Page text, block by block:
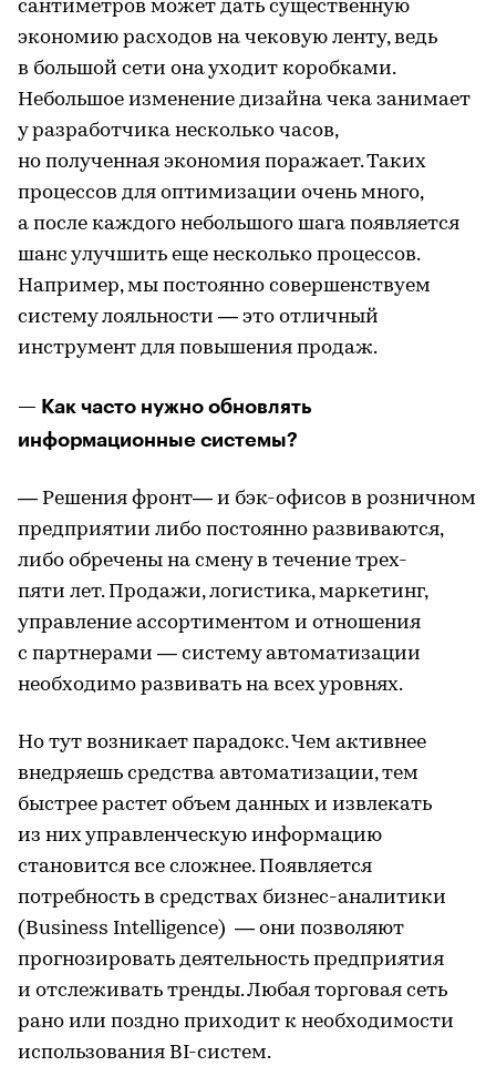
сантиметров может дать существенную
экономию расходов на чековую ленту, ведь
в большой сети она уходит коробками.
Небольшое изменение дизайна чека занимает
у разработчика несколько часов,
но полученная экономия поражает. Таких
процессов для оптимизации очень много,
а после каждого небольшого шага появляется
шанс улучшить еще несколько процессов.
Например, мы постоянно совершенствуем
систему лояльности — это отличный
инструмент для повышения продаж.
— Как часто нужно обновлять
информационные системы?
— Решения фронт— и бэк-офисов в розничном
предприятии либо постоянно развиваются,
либо обречены на смену в течение трех-
пяти лет. Продажи, логистика, маркетинг,
управление ассортиментом и отношения
с партнерами — систему автоматизации
необходимо развивать на всех уровнях.
Но тут возникает парадокс. Чем активнее
внедряешь средства автоматизации, тем
быстрее растет объем данных и извлекать
из них управленческую информацию
становится все сложнее. Появляется
потребность в средствах бизнес-аналитики
(Business Intelligence) — они позволяют
прогнозировать деятельность предприятия
и отслеживать тренды. Любая торговая сеть
рано или поздно приходит к необходимости
использования BI-систем.